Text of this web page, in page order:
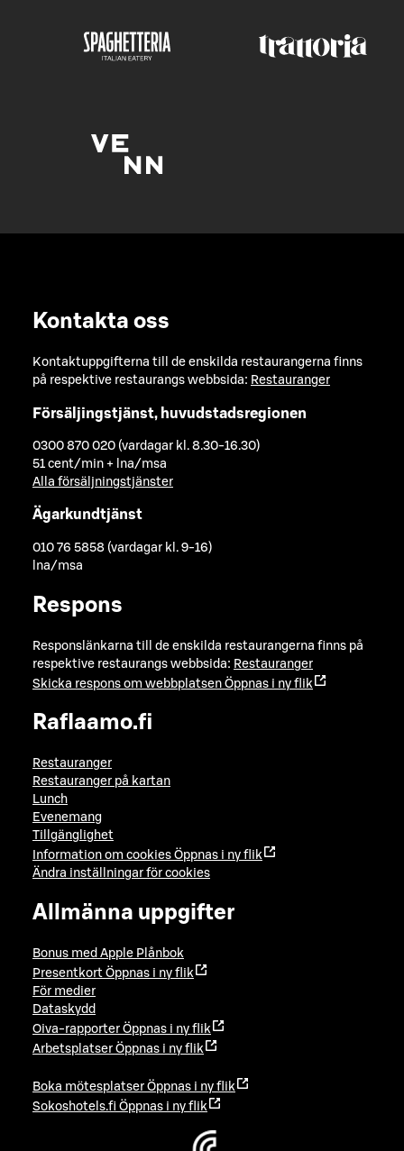
Kontakta oss
Kontaktuppgifterna till de enskilda restaurangerna finns
på respektive restaurangs webbsida: Restauranger
Försäljingstjänst, huvudstadsregionen
0300 870 020 (vardagar kl. 8.30-16.30)
51 cent/min + lna/msa
Alla försäljningstjänster
Ägarkundtjänst
010 76 5858 (vardagar kl. 9-16)
lna/msa
Respons
Responslänkarna till de enskilda restaurangerna finns på
respektive restaurangs webbsida: Restauranger
Skicka respons om webbplatsen Öppnas i ny flik
Raflaamo.fi
Restauranger
Restauranger på kartan
Lunch
Evenemang
Tillgänglighet
Information om cookies Öppnas i ny flik
Ändra inställningar för cookies
Allmänna uppgifter
Bonus med Apple Plånbok
Presentkort Öppnas i ny flik
För medier
Dataskydd
Oiva-rapporter Öppnas i ny flik
Arbetsplatser Öppnas i ny flik
Boka mötesplatser Öppnas i ny flik
Sokoshotels.fi Öppnas i ny flik